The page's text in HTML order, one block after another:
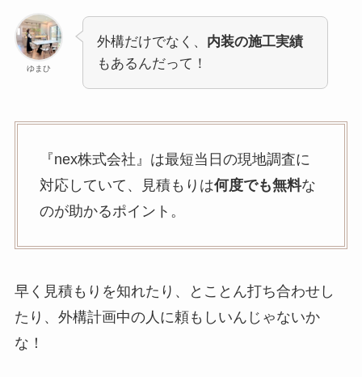
ゆまひ
外構だけでなく、 内装の施工実績
もあるんだって！
『nex株式会社』は最短当日の現地調査に
対応していて、見積もりは何度でも無料な
のが助かるポイント。
早く見積もりを知れたり、とことん打ち合わせし
たり、外構計画中の人に頼もしいんじゃないか
な！